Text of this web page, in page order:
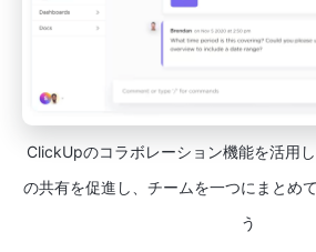
ClickUpのコラボレーション機能を活用
の共有を促進し、チームを一つにまとめ
う